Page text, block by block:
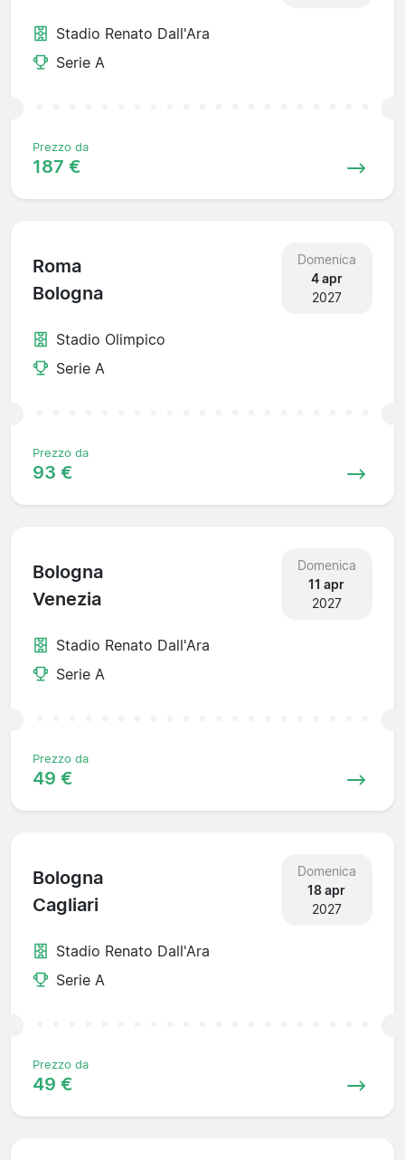
Stadio Renato Dall'Ara
Serie A
Prezzo da
187 €
Roma
Bologna
Domenica
4 apr
2027
Stadio Olimpico
Serie A
Prezzo da
93 €
Bologna
Venezia
Domenica
11 apr
2027
Stadio Renato Dall'Ara
Serie A
Prezzo da
49 €
Bologna
Cagliari
Domenica
18 apr
2027
Stadio Renato Dall'Ara
Serie A
Prezzo da
49 €